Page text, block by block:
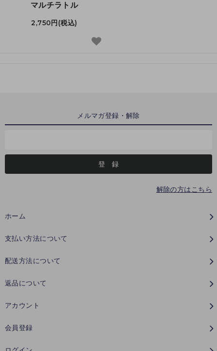
マルチラトル
2,750円(税込)
メルマガ登録・解除
解除の方はこちら
ホーム
支払い方法について
配送方法について
返品について
アカウント
会員登録